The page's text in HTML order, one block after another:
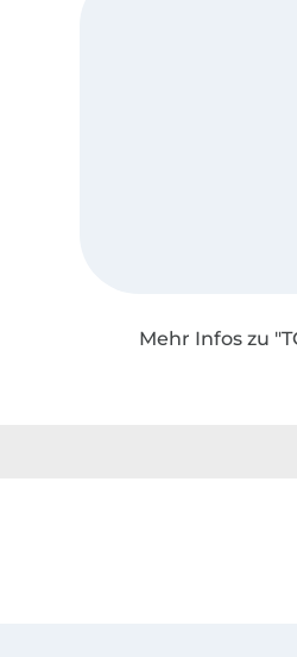
Mehr Infos zu